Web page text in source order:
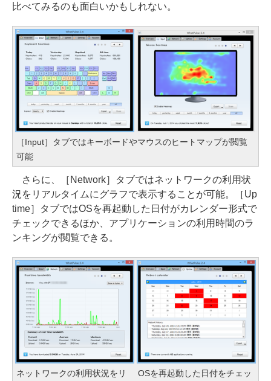
比べてみるのも面白いかもしれない。
［Input］タブではキーボードやマウスのヒートマップが閲覧
可能
さらに、［Network］タブではネットワークの利用状
況をリアルタイムにグラフで表示することが可能。［Up
time］タブではOSを再起動した日付がカレンダー形式で
チェックできるほか、アプリケーションの利用時間のラ
ンキングが閲覧できる。
ネットワークの利用状況をリ
OSを再起動した日付をチェッ